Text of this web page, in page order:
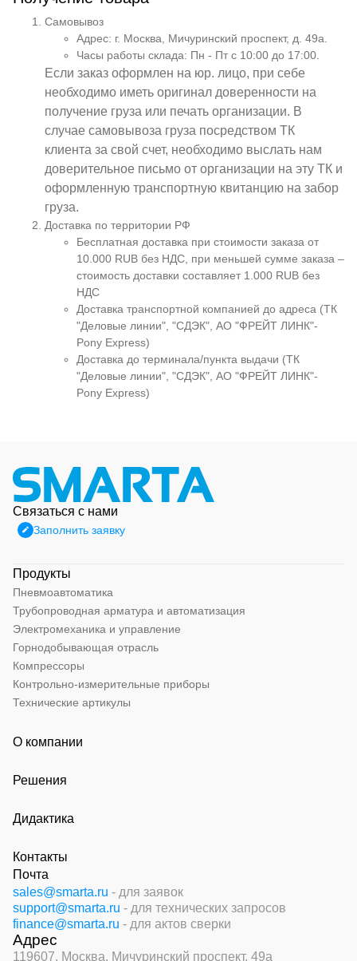
Самовывоз
Адрес: г. Москва, Мичуринский проспект, д. 49а.
Часы работы склада: Пн - Пт с 10:00 до 17:00.
Если заказ оформлен на юр. лицо, при себе
необходимо иметь оригинал доверенности на
получение груза или печать организации. В
случае самовывоза груза посредством ТК
клиента за свой счет, необходимо выслать нам
доверительное письмо от организации на эту ТК и
оформленную транспортную квитанцию на забор
груза.
Доставка по территории РФ
Бесплатная доставка при стоимости заказа от
10.000 RUB без НДС, при меньшей сумме заказа –
стоимость доставки составляет 1.000 RUB без
НДС
Доставка транспортной компанией до адреса (ТК
"Деловые линии", "СДЭК", АО "ФРЕЙТ ЛИНК"-
Pony Express)
Доставка до терминала/пункта выдачи (ТК
"Деловые линии", "СДЭК", АО "ФРЕЙТ ЛИНК"-
Pony Express)
Связаться с нами
Заполнить заявку
Продукты
Пневмоавтоматика
Трубопроводная арматура и автоматизация
Электромеханика и управление
Горнодобывающая отрасль
Компрессоры
Контрольно-измерительные приборы
Технические артикулы
О компании
Решения
Дидактика
Контакты
Почта
sales@smarta.ru - для заявок
support@smarta.ru - для технических запросов
finance@smarta.ru - для актов сверки
Адрес
119607, Москва, Мичуринский проспект, 49а